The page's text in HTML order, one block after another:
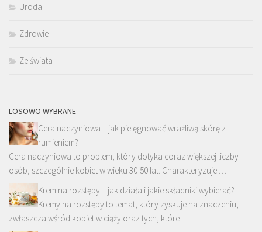
Uroda
Zdrowie
Ze świata
LOSOWO WYBRANE
Cera naczyniowa – jak pielęgnować wrażliwą skórę z
rumieniem?
Cera naczyniowa to problem, który dotyka coraz większej liczby
osób, szczególnie kobiet w wieku 30-50 lat. Charakteryzuje …
Krem na rozstępy – jak działa i jakie składniki wybierać?
Kremy na rozstępy to temat, który zyskuje na znaczeniu,
zwłaszcza wśród kobiet w ciąży oraz tych, które …